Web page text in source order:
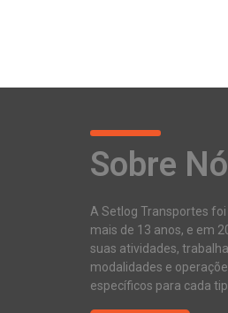
Sobre
A Setlog Transportes
mais de 13 anos, e em
suas atividades,
modalidades e
específicos para cada